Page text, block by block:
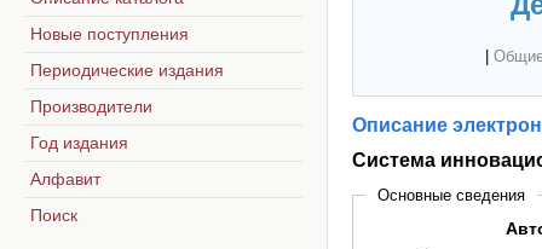
Описание
Система
Основные сведения
Новые поступления
Периодические издания
Производители
Год издания
Алфавит
Поиск